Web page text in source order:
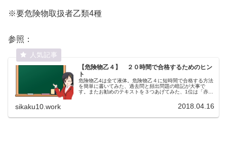
※要危険物取扱者乙類4種
参照：
【危険物乙４】 ２０時間で合格するためのヒン
ト
危険物乙4は全て液体。危険物乙４に短時間で合格する方法
を簡単に書いてみた、過去問と頻出問題の暗記が大事で
す。またお勧めのテキストを３つあげてみた、1位は「赤
sikaku10.work 2018.04.16